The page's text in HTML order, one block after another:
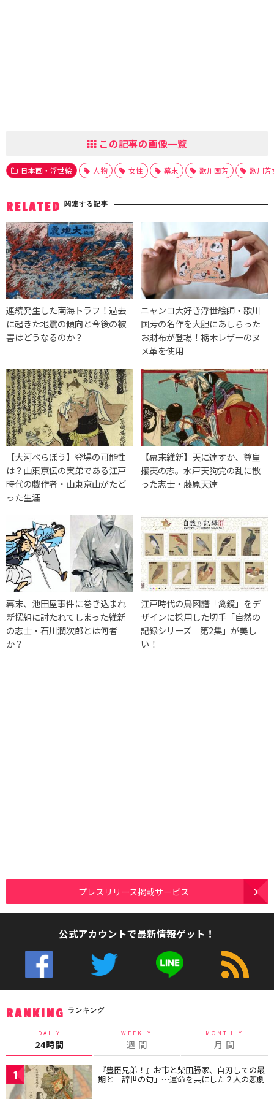
この記事の画像一覧
日本画・浮世絵 人物 女性 幕末 歌川国芳 歌川芳
RELATED 関連する記事
連続発生した南海トラフ！過去
に起きた地震の傾向と今後の被
害はどうなるのか？
ニャンコ大好き浮世絵師・歌川
国芳の名作を大胆にあしらった
お財布が登場！栃木レザーのヌ
メ革を使用
【大河べらぼう】登場の可能性
は？山東京伝の実弟である江戸
時代の戯作者・山東京山がたど
った生涯
【幕末維新】天に達すか、尊皇
攘夷の志。水戸天狗党の乱に散
った志士・藤原天達
幕末、池田屋事件に巻き込まれ
新撰組に討たれてしまった維新
の志士・石川潤次郎とは何者
か？
江戸時代の鳥図譜「禽鏡」をデ
ザインに採用した切手「自然の
記録シリーズ 第2集」が美し
い！
プレスリリース掲載サービス
公式アカウントで最新情報ゲット！
RANKING ランキング
DAILY
24時間
WEEKLY
週 間
MONTHLY
月 間
1 『豊臣兄弟！』お市と柴田勝家、自刃しての最
期と「辞世の句」…運命を共にした２人の悲劇